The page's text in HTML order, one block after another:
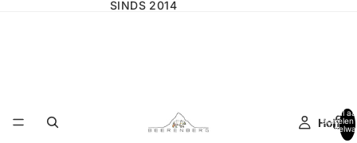
SINDS 2014
Home
Totaal
artikelen